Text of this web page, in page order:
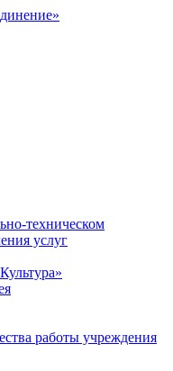
техническом
услуг
работы учреждения